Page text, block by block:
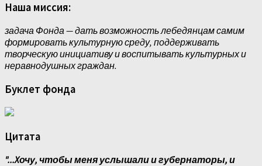
Наша миссия:
задача Фонда — дать возможность лебедянцам самим
формировать культурную среду, поддерживать
творческую инициативу и воспитывать культурных и
неравнодушных граждан.
Буклет фонда
Цитата
"...Xочу, чтобы меня услышали и губернаторы, и